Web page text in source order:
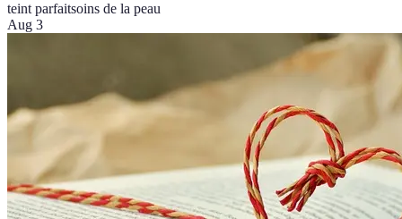
teint parfaitsoins de la peau
Aug 3